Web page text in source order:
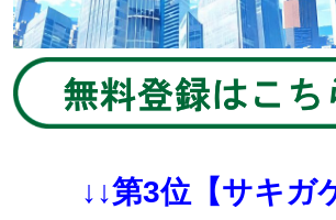
↓↓第3位【サキガ